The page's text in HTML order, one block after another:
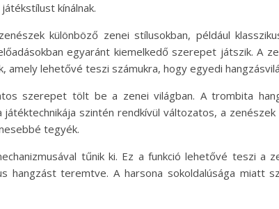
kínálnak.
különböző zenei stílusokban, például
egyaránt kiemelkedő szerepet játszik. A
amely lehetővé teszi számukra, hogy egyedi
szerepet tölt be a zenei világban. A trombita
szintén rendkívül változatos, a
tegyék.
tűnik ki. Ez a funkció lehetővé teszi a
hangzást teremtve. A harsona sokoldalúsága miatt